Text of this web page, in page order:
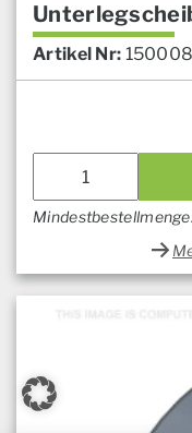
Artikel Nr: